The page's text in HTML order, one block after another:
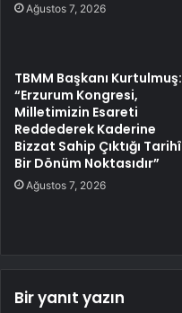
Ağustos 7, 2026
TBMM Başkanı Kurtulmuş:
“Erzurum Kongresi,
Milletimizin Esareti
Reddederek Kaderine
Bizzat Sahip Çıktığı Tarihî
Bir Dönüm Noktasıdır”
Ağustos 7, 2026
Bir yanıt yazın